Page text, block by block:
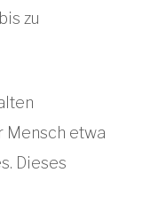
zu
Mensch etwa
Dieses